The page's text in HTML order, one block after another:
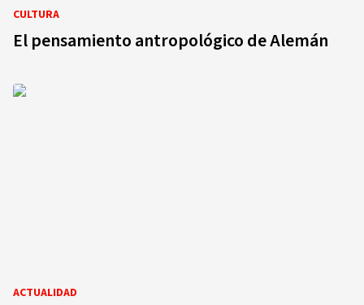
CULTURA
El pensamiento antropológico de Alemán
ACTUALIDAD